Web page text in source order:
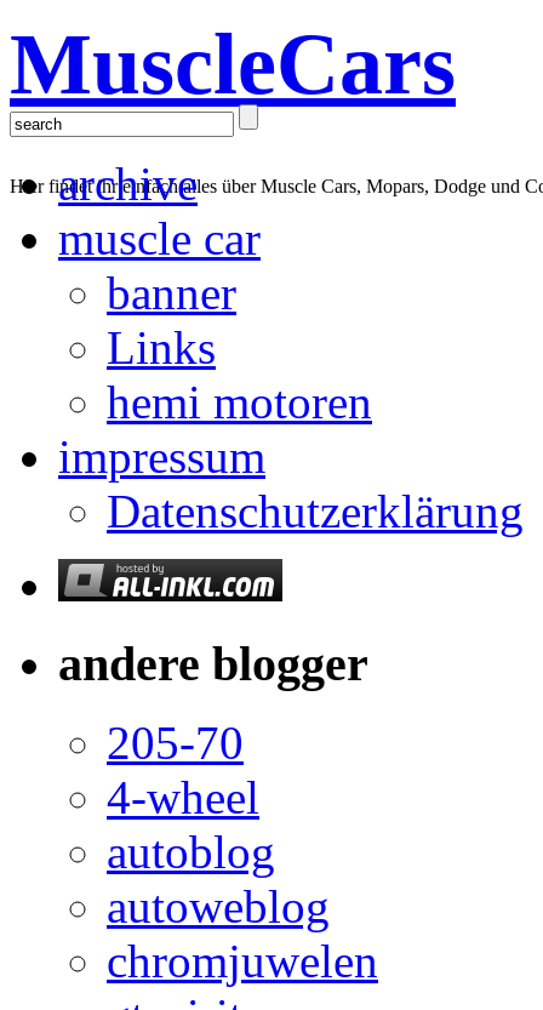
MuscleCars
Hier findet ihr einfach alles über Muscle Cars, Mopars, Dodge und
archive
muscle car
banner
Links
hemi motoren
impressum
Datenschutzerklärung
andere blogger
205-70
4-wheel
autoblog
autoweblog
chromjuwelen